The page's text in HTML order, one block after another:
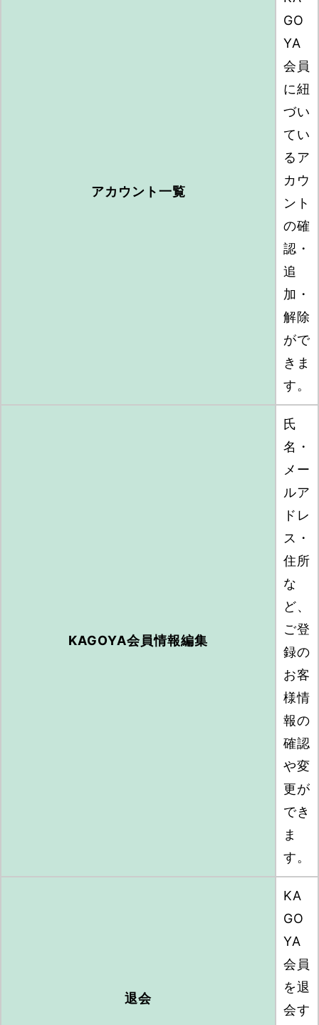
アカウント一覧
GO
YA
会員
に紐
づい
てい
るア
カウ
ント
の確
認・
追
加・
解除
がで
きま
す。
KAGOYA会員情報編集
氏
名・
メー
ルア
ドレ
ス・
住所
な
ど、
ご登
録の
お客
様情
報の
確認
や変
更が
でき
ま
す。
退会
KA
GO
YA
会員
を退
会す